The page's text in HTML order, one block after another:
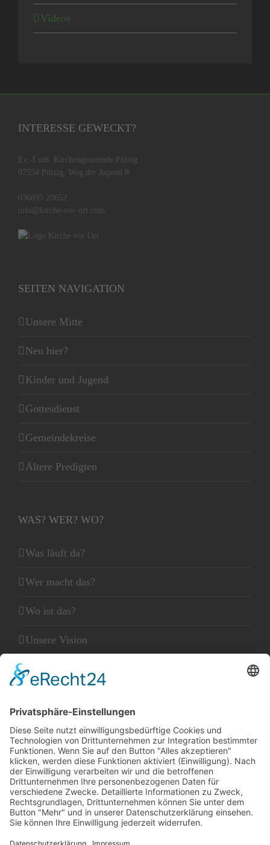
Videos
INTERESSE GEWECKT?
Ev.-Luth. Kirchengemeinde Pölzig
07554 Pölzig, Weg der Jugend 8
036695 20652
info@kirche-vor-ort.com
SEITEN NAVIGATION
Unsere Mitte
Neu hier?
Kinder und Jugend
Gottesdienst
Gemeindekreise
Ältere Predigten
WAS? WER? WO?
Was läuft da?
Wer macht das?
Wo ist das?
Unsere Vision
Unser Leitbild
KLEINGEDRUCKTES
Kontakt
Datenschutz
Impressum